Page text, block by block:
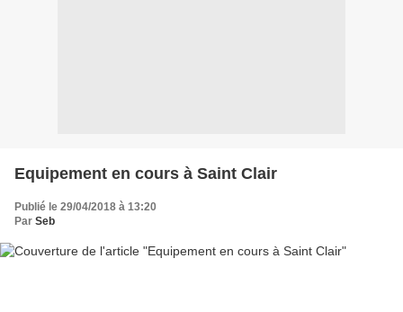
Equipement en cours à Saint Clair
Publié le 29/04/2018 à 13:20
Par Seb